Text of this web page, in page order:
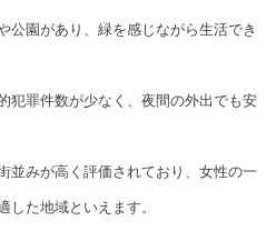
公園があり、緑を感じながら生活でき
犯罪件数が少なく、夜間の外出でも安
並みが高く評価されており、女性の一
した地域といえます。